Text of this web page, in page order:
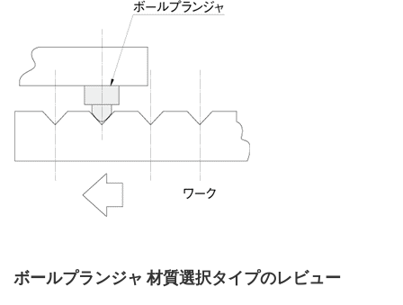
ボールプランジャ 材質選択タイプのレビュー